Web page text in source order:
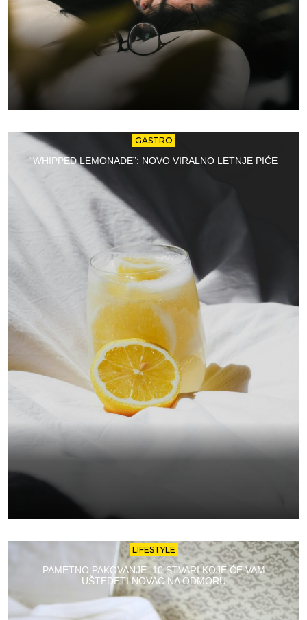
GASTRO
“WHIPPED LEMONADE”: NOVO VIRALNO LETNJE PIĆE
LIFESTYLE
PAMETNO PAKOVANJE: 10 STVARI KOJE ĆE VAM
UŠTEDETI NOVAC NA ODMORU